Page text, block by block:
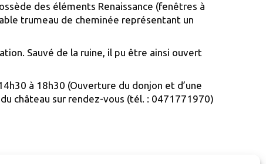
des éléments Renaissance (fenêtres à
trumeau de cheminée représentant un
Sauvé de la ruine, il pu être ainsi ouvert
à 18h30 (Ouverture du donjon et d’une
château sur rendez-vous (tél. : 0471771970)